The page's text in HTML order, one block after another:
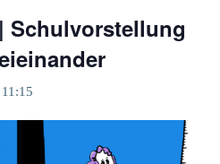
Schulvorstellung
11:15